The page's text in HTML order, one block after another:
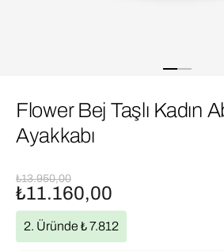
Flower Bej Taşlı Kadın
Ayakkabı
₺13.950,00
₺11.160,00
2. Üründe ₺ 7.812